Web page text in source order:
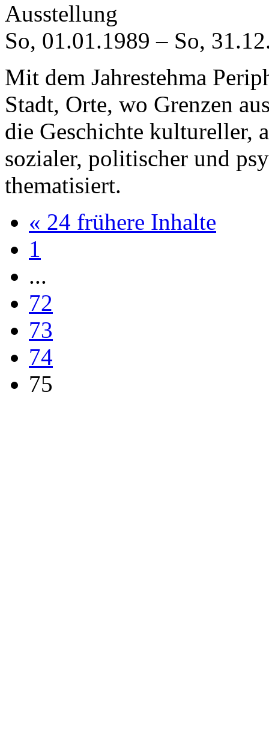
Ausstellung
So, 01.01.1989 – So,
Mit dem Jahrestehma
Stadt, Orte, wo Grenzen
die Geschichte kultureller,
sozialer, politischer und
thematisiert.
« 24 frühere Inhalte
1
...
72
73
74
75